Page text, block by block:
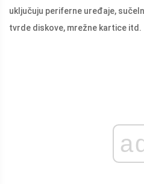
uključuju periferne uređaje,
tvrde diskove, mrežne kartice itd.